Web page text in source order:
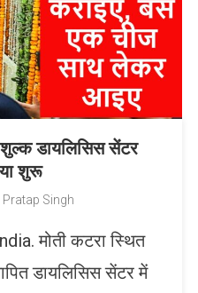
डायलिसिस सेंटर
शुरू
Pratap Singh
मोती कटरा स्थित
डायलिसिस सेंटर में